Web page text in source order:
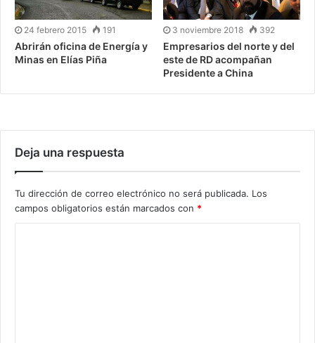
24 febrero 2015 191
Abrirán oficina de Energía y
Minas en Elías Piña
3 noviembre 2018 392
Empresarios del norte y del
este de RD acompañan
Presidente a China
Deja una respuesta
Tu dirección de correo electrónico no será publicada. Los
campos obligatorios están marcados con *